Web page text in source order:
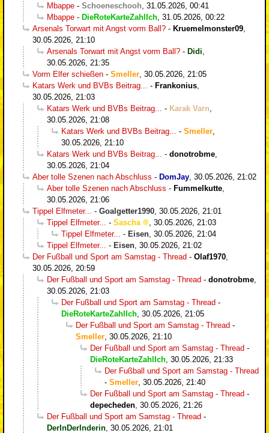
Mbappe - Schoeneschooh 31.05.2026, 00:41
Mbappe - DieRoteKarteZahlIch 31.05.2026, 00:22
Arsenals Torwart mit Angst vorm Ball? - Kruemelmonster09
30.05.2026, 21:10
Arsenals Torwart mit Angst vorm Ball? - Didi
30.05.2026, 21:35
Vorm Elfer schießen - Smeller 30.05.2026, 21:05
Katars Werk und BVBs Beitrag...
- Frankonius
30.05.2026, 21:03
Katars Werk und BVBs Beitrag...
- Karak Varn
30.05.2026, 21:08
Katars Werk und BVBs Beitrag...
- Smeller
30.05.2026, 21:10
Katars Werk und BVBs Beitrag...
- donotrobme
30.05.2026, 21:04
Aber tolle Szenen nach Abschluss - DomJay 30.05.2026, 21:02
Aber tolle Szenen nach Abschluss - Fummelkutte
30.05.2026, 21:06
Tippel Elfmeter...
- Goalgetter1990 30.05.2026, 21:01
Tippel Elfmeter...
- Sascha
30.05.2026, 21:03
Tippel Elfmeter...
- Eisen 30.05.2026, 21:04
Tippel Elfmeter...
- Eisen 30.05.2026, 21:02
Der Fußball und Sport am Samstag - Thread - Olaf1970
30.05.2026, 20:59
Der Fußball und Sport am Samstag - Thread - donotrobme
30.05.2026, 21:03
Der Fußball und Sport am Samstag - Thread -
DieRoteKarteZahlIch 30.05.2026, 21:05
Der Fußball und Sport am Samstag - Thread -
Smeller 30.05.2026, 21:10
Der Fußball und Sport am Samstag - Thread -
DieRoteKarteZahlIch 30.05.2026, 21:33
Der Fußball und Sport am Samstag - Thread
- Smeller 30.05.2026, 21:40
Der Fußball und Sport am Samstag - Thread -
depecheden 30.05.2026, 21:26
Der Fußball und Sport am Samstag - Thread -
DerInDerInderin 30.05.2026, 21:01